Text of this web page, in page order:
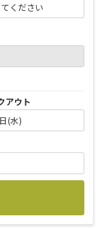
アウト
(水)